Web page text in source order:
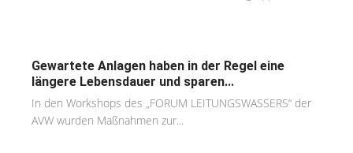
Gewartete Anlagen haben in der Regel eine
längere Lebensdauer und sparen...
In den Workshops des „FORUM LEITUNGSWASSERS“ der
AVW wurden Maßnahmen zur...